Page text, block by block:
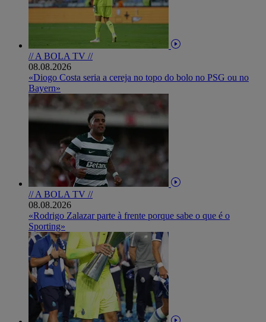
// A BOLA TV //
08.08.2026
«Diogo Costa seria a cereja no topo do bolo no PSG ou no
Bayern»
// A BOLA TV //
08.08.2026
«Rodrigo Zalazar parte à frente porque sabe o que é o
Sporting»